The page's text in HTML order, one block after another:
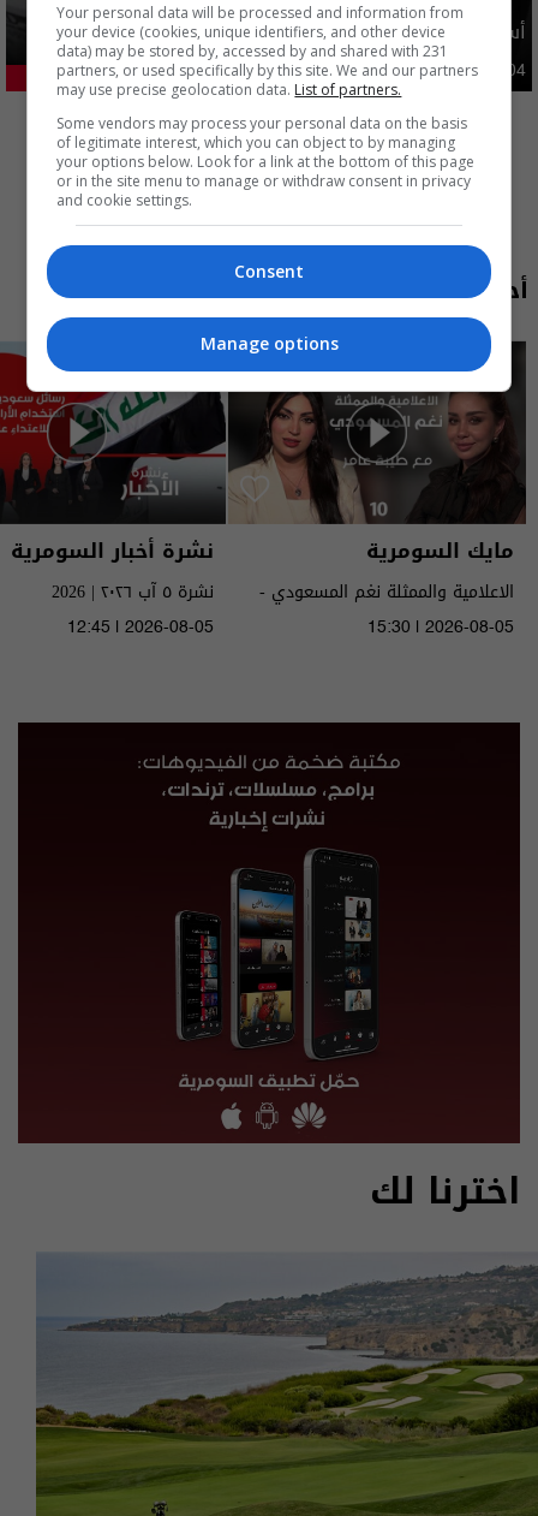
أسعار الدولار في السوق العراقية اليوم
اقتصاد 23.68% 03:29 | 2026-08-04
المزيد
أحدث الحلقات
مايك السومرية
الاعلامية والممثلة نغم المسعودي -
15:30 | 2026-08-05
نشرة أخبار السومرية
نشرة ٥ آب ٢٠٢٦ | 2026
12:45 | 2026-08-05
اخترنا لك
Your personal data will be processed and information from
your device (cookies, unique identifiers, and other device
data) may be stored by, accessed by and shared with 231
partners, or used specifically by this site. We and our partners
may use precise geolocation data. List of partners.
Some vendors may process your personal data on the basis
of legitimate interest, which you can object to by managing
your options below. Look for a link at the bottom of this page
or in the site menu to manage or withdraw consent in privacy
and cookie settings.
Consent
Manage options